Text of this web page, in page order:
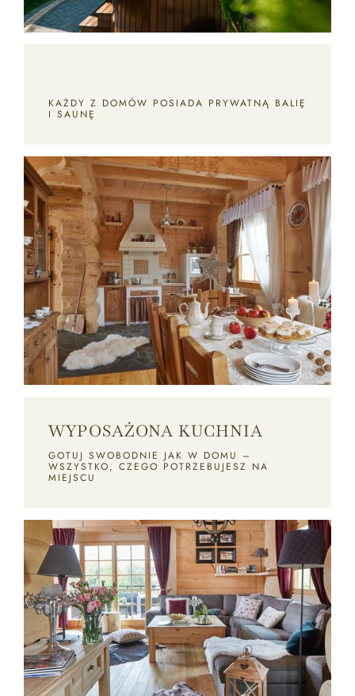
KAŻDY Z DOMÓW POSIADA PRYWATNĄ BALIĘ
I SAUNĘ
WYPOSAŻONA KUCHNIA
GOTUJ SWOBODNIE JAK W DOMU –
WSZYSTKO, CZEGO POTRZEBUJESZ NA
MIEJSCU